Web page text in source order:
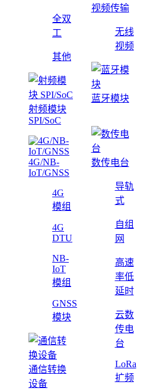
全双
工
其他
射频模块
SPI/SoC
视频传输
无线
视频
蓝牙模块
4G/NB-
IoT/GNSS
4G
模组
4G
DTU
NB-
IoT
模组
GNSS
模块
通信转换
设备
数传电台
导轨
式
自组
网
高速
率低
延时
云数
传电
台
LoRa
扩频